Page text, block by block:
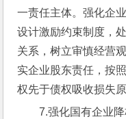
一责任主体。强化企
设计激励约束制度，
关系，树立审慎经营
实企业股东责任，按
权先于债权吸收损失
7.强化国有企业